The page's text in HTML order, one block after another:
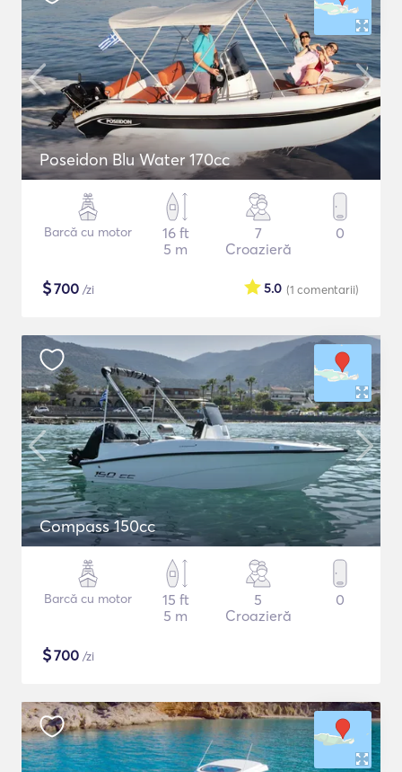
Poseidon Blu Water 170cc
Barcă cu motor
16 ft
5 m
7
Croazieră
0
$700 /zi (1 comentarii)
5.0
Compass 150cc
Barcă cu motor
15 ft
5 m
5
Croazieră
0
$700 /zi